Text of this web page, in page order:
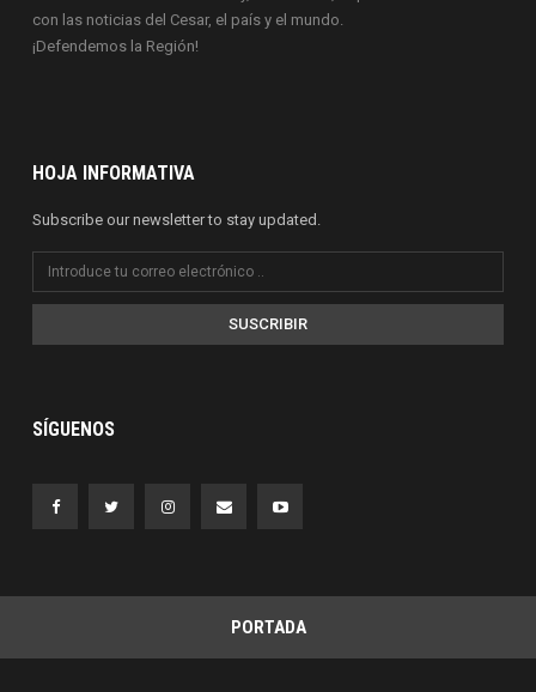
con las noticias del Cesar, el país y el mundo.
¡Defendemos la Región!
HOJA INFORMATIVA
Subscribe our newsletter to stay updated.
SUSCRIBIR
SÍGUENOS
PORTADA